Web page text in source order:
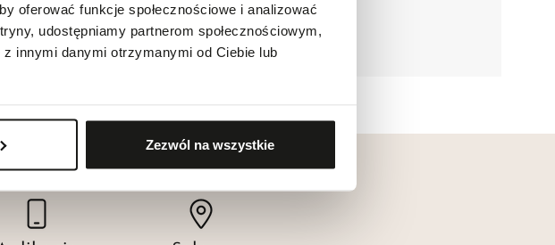
oferować funkcje społecznościowe i analizować
udostępniamy partnerom społecznościowym,
innymi danymi otrzymanymi od Ciebie lub
Zezwól na wszystkie